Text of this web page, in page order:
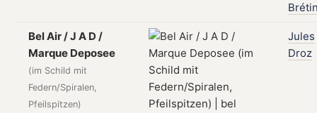
Bel Air / J A D /
Marque Deposee
(im Schild mit
Federn/Spiralen,
Pfeilspitzen)
Jules
Droz